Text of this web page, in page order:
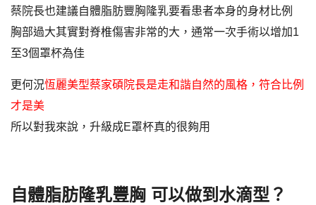
蔡院長也建議自體脂肪豐胸隆乳要看患者本身的身材比例
胸部過大其實對脊椎傷害非常的大，通常一次手術以增加1
至3個罩杯為佳
更何況恆麗美型蔡家碩院長是走和諧自然的風格，符合比例
才是美
所以對我來說，升級成E罩杯真的很夠用
自體脂肪隆乳豐胸 可以做到水滴型？